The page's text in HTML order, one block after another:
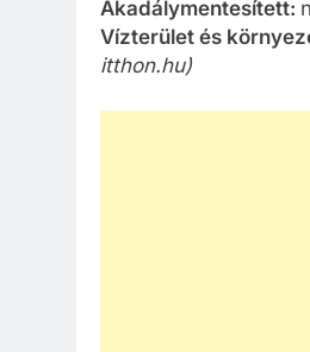
Akadálymentesített:
Vízterület és
itthon.hu)